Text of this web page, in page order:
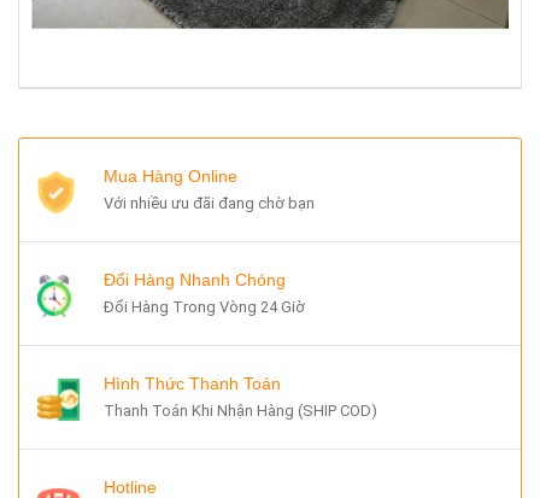
Mua Hàng Online
Với nhiều ưu đãi đang chờ bạn
Đổi Hàng Nhanh Chóng
Đổi Hàng Trong Vòng 24 Giờ
Hình Thức Thanh Toán
Thanh Toán Khi Nhận Hàng (SHIP COD)
Hotline